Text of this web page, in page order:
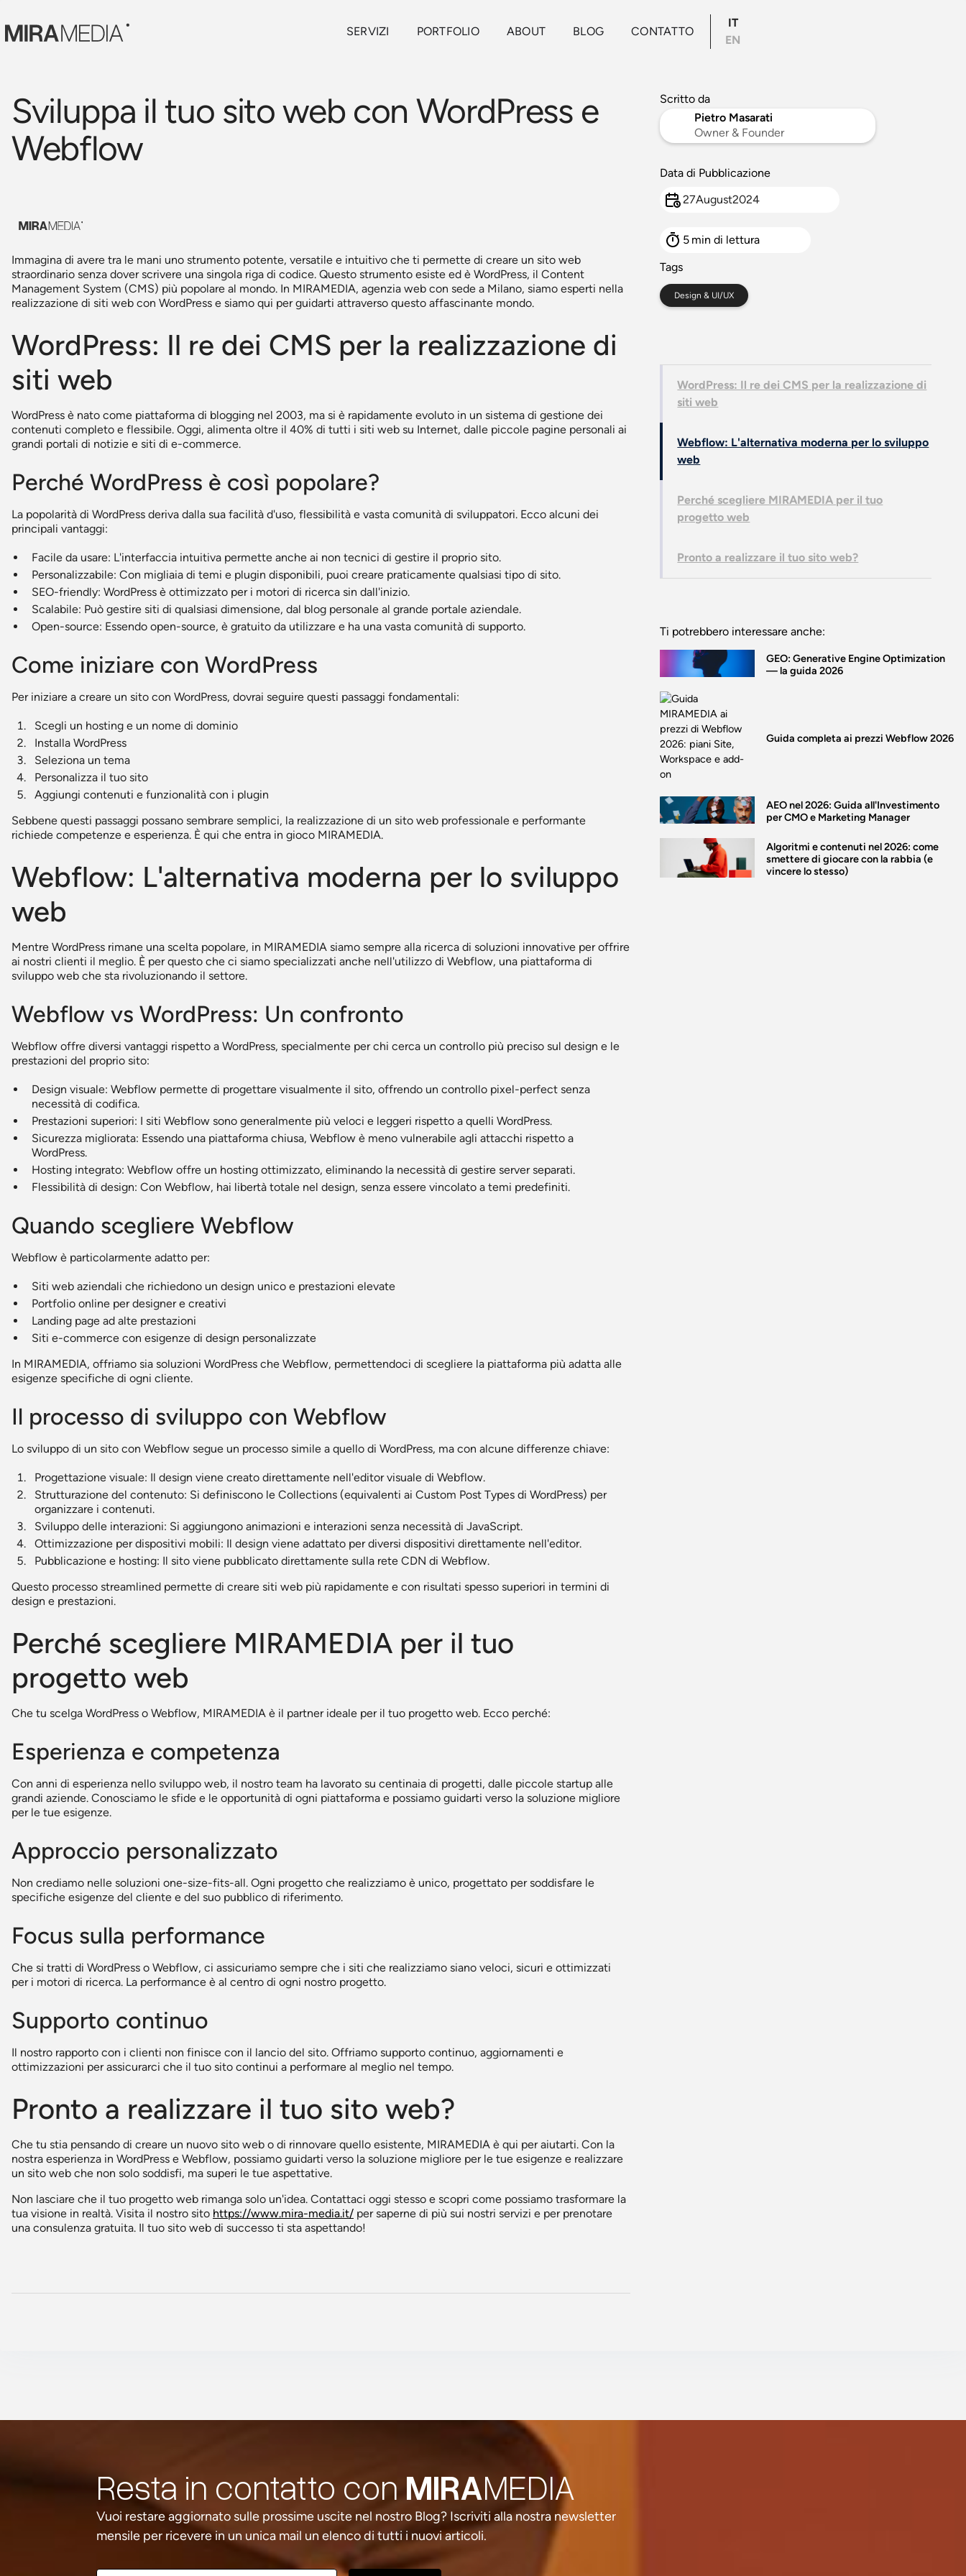
SERVIZI PORTFOLIO ABOUT BLOG CONTATTO
IT
EN
Sviluppa il tuo sito web con WordPress e
Webflow
Immagina di avere tra le mani uno strumento potente, versatile e intuitivo che ti permette di creare un sito web
straordinario senza dover scrivere una singola riga di codice. Questo strumento esiste ed è WordPress, il Content
Management System (CMS) più popolare al mondo. In MIRAMEDIA, agenzia web con sede a Milano, siamo esperti nella
realizzazione di siti web con WordPress e siamo qui per guidarti attraverso questo affascinante mondo.
WordPress: Il re dei CMS per la realizzazione di
siti web
WordPress è nato come piattaforma di blogging nel 2003, ma si è rapidamente evoluto in un sistema di gestione dei
contenuti completo e flessibile. Oggi, alimenta oltre il 40% di tutti i siti web su Internet, dalle piccole pagine personali ai
grandi portali di notizie e siti di e-commerce.
Perché WordPress è così popolare?
La popolarità di WordPress deriva dalla sua facilità d'uso, flessibilità e vasta comunità di sviluppatori. Ecco alcuni dei
principali vantaggi:
Facile da usare: L'interfaccia intuitiva permette anche ai non tecnici di gestire il proprio sito.
Personalizzabile: Con migliaia di temi e plugin disponibili, puoi creare praticamente qualsiasi tipo di sito.
SEO-friendly: WordPress è ottimizzato per i motori di ricerca sin dall'inizio.
Scalabile: Può gestire siti di qualsiasi dimensione, dal blog personale al grande portale aziendale.
Open-source: Essendo open-source, è gratuito da utilizzare e ha una vasta comunità di supporto.
Come iniziare con WordPress
Per iniziare a creare un sito con WordPress, dovrai seguire questi passaggi fondamentali:
Scegli un hosting e un nome di dominio
Installa WordPress
Seleziona un tema
Personalizza il tuo sito
Aggiungi contenuti e funzionalità con i plugin
Sebbene questi passaggi possano sembrare semplici, la realizzazione di un sito web professionale e performante
richiede competenze e esperienza. È qui che entra in gioco MIRAMEDIA.
Webflow: L'alternativa moderna per lo sviluppo
web
Mentre WordPress rimane una scelta popolare, in MIRAMEDIA siamo sempre alla ricerca di soluzioni innovative per offrire
ai nostri clienti il meglio. È per questo che ci siamo specializzati anche nell'utilizzo di Webflow, una piattaforma di
sviluppo web che sta rivoluzionando il settore.
Webflow vs WordPress: Un confronto
Webflow offre diversi vantaggi rispetto a WordPress, specialmente per chi cerca un controllo più preciso sul design e le
prestazioni del proprio sito:
Design visuale: Webflow permette di progettare visualmente il sito, offrendo un controllo pixel-perfect senza
necessità di codifica.
Prestazioni superiori: I siti Webflow sono generalmente più veloci e leggeri rispetto a quelli WordPress.
Sicurezza migliorata: Essendo una piattaforma chiusa, Webflow è meno vulnerabile agli attacchi rispetto a
WordPress.
Hosting integrato: Webflow offre un hosting ottimizzato, eliminando la necessità di gestire server separati.
Flessibilità di design: Con Webflow, hai libertà totale nel design, senza essere vincolato a temi predefiniti.
Quando scegliere Webflow
Webflow è particolarmente adatto per:
Siti web aziendali che richiedono un design unico e prestazioni elevate
Portfolio online per designer e creativi
Landing page ad alte prestazioni
Siti e-commerce con esigenze di design personalizzate
In MIRAMEDIA, offriamo sia soluzioni WordPress che Webflow, permettendoci di scegliere la piattaforma più adatta alle
esigenze specifiche di ogni cliente.
Il processo di sviluppo con Webflow
Lo sviluppo di un sito con Webflow segue un processo simile a quello di WordPress, ma con alcune differenze chiave:
Progettazione visuale: Il design viene creato direttamente nell'editor visuale di Webflow.
Strutturazione del contenuto: Si definiscono le Collections (equivalenti ai Custom Post Types di WordPress) per
organizzare i contenuti.
Sviluppo delle interazioni: Si aggiungono animazioni e interazioni senza necessità di JavaScript.
Ottimizzazione per dispositivi mobili: Il design viene adattato per diversi dispositivi direttamente nell'editor.
Pubblicazione e hosting: Il sito viene pubblicato direttamente sulla rete CDN di Webflow.
Questo processo streamlined permette di creare siti web più rapidamente e con risultati spesso superiori in termini di
design e prestazioni.
Perché scegliere MIRAMEDIA per il tuo
progetto web
Che tu scelga WordPress o Webflow, MIRAMEDIA è il partner ideale per il tuo progetto web. Ecco perché:
Esperienza e competenza
Con anni di esperienza nello sviluppo web, il nostro team ha lavorato su centinaia di progetti, dalle piccole startup alle
grandi aziende. Conosciamo le sfide e le opportunità di ogni piattaforma e possiamo guidarti verso la soluzione migliore
per le tue esigenze.
Approccio personalizzato
Non crediamo nelle soluzioni one-size-fits-all. Ogni progetto che realizziamo è unico, progettato per soddisfare le
specifiche esigenze del cliente e del suo pubblico di riferimento.
Focus sulla performance
Che si tratti di WordPress o Webflow, ci assicuriamo sempre che i siti che realizziamo siano veloci, sicuri e ottimizzati
per i motori di ricerca. La performance è al centro di ogni nostro progetto.
Supporto continuo
Il nostro rapporto con i clienti non finisce con il lancio del sito. Offriamo supporto continuo, aggiornamenti e
ottimizzazioni per assicurarci che il tuo sito continui a performare al meglio nel tempo.
Pronto a realizzare il tuo sito web?
Che tu stia pensando di creare un nuovo sito web o di rinnovare quello esistente, MIRAMEDIA è qui per aiutarti. Con la
nostra esperienza in WordPress e Webflow, possiamo guidarti verso la soluzione migliore per le tue esigenze e realizzare
un sito web che non solo soddisfi, ma superi le tue aspettative.
Non lasciare che il tuo progetto web rimanga solo un'idea. Contattaci oggi stesso e scopri come possiamo trasformare la
tua visione in realtà. Visita il nostro sito https://www.mira-media.it/ per saperne di più sui nostri servizi e per prenotare
una consulenza gratuita. Il tuo sito web di successo ti sta aspettando!
Scritto da
Pietro Masarati
Owner & Founder
Data di Pubblicazione
27August2024
5 min di lettura
Tags
Design & UI/UX
WordPress: Il re dei CMS per la realizzazione di
siti web
Webflow: L'alternativa moderna per lo sviluppo
web
Perché scegliere MIRAMEDIA per il tuo
progetto web
Pronto a realizzare il tuo sito web?
Ti potrebbero interessare anche:
GEO: Generative Engine Optimization
— la guida 2026
Guida completa ai prezzi Webflow 2026
AEO nel 2026: Guida all'Investimento
per CMO e Marketing Manager
Algoritmi e contenuti nel 2026: come
smettere di giocare con la rabbia (e
vincere lo stesso)
Resta in contatto con MIRAMEDIA
Vuoi restare aggiornato sulle prossime uscite nel nostro Blog? Iscriviti alla nostra newsletter
mensile per ricevere in un unica mail un elenco di tutti i nuovi articoli.